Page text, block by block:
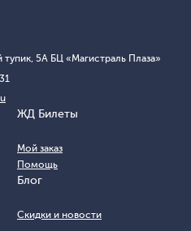
5А БЦ «Магистраль Плаза»
ЖД Билеты
Мой заказ
Помощь
Блог
Скидки и новости